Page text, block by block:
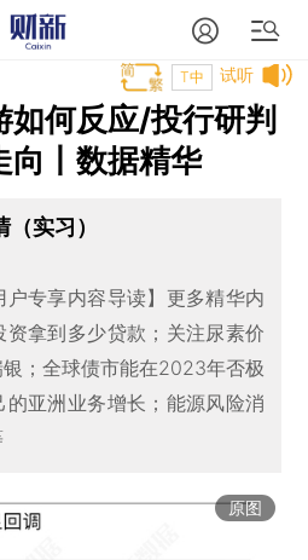
试听
T中
如何反应/投行研判
向丨数据精华
实习）
户专享内容导读】更多精华内
拿到多少贷款；关注尿素价
；全球债市能在2023年否极
亚洲业务增长；能源风险消
原图